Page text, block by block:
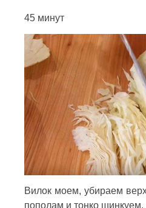
45 минут
Вилок моем, убираем
пополам и тонко шинкуем.